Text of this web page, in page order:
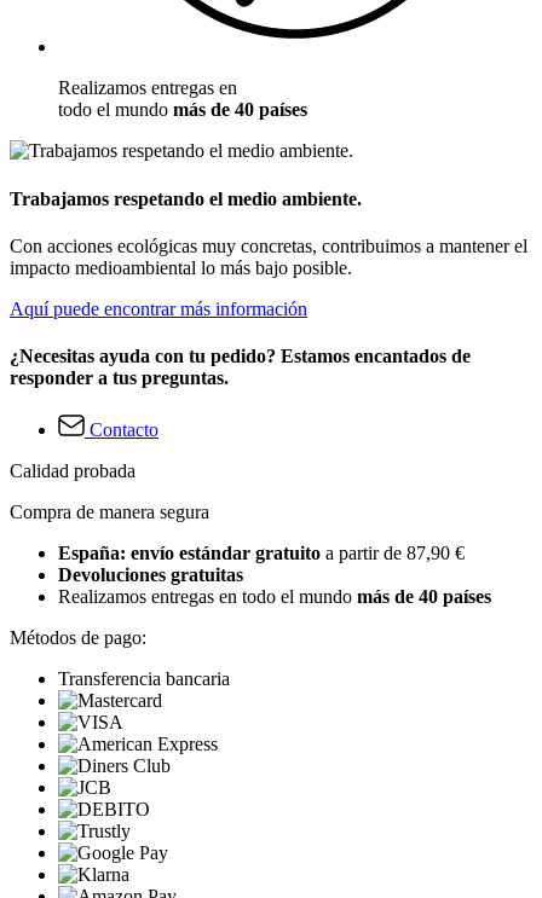
Realizamos entregas en
todo el mundo más de 40 países
Trabajamos respetando el medio ambiente.
Con acciones ecológicas muy concretas, contribuimos a mantener el
impacto medioambiental lo más bajo posible.
Aquí puede encontrar más información
¿Necesitas ayuda con tu pedido? Estamos encantados de
responder a tus preguntas.
Contacto
Calidad probada
Compra de manera segura
España: envío estándar gratuito a partir de 87,90 €
Devoluciones gratuitas
Realizamos entregas en todo el mundo más de 40 países
Métodos de pago:
Transferencia bancaria